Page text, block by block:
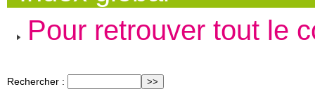
Pour retrouver tout le
Rechercher :